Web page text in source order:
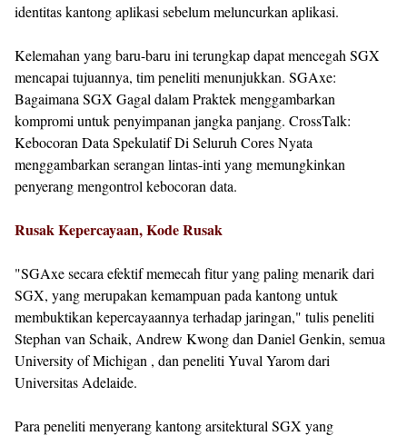
identitas kantong aplikasi sebelum meluncurkan aplikasi.
Kelemahan yang baru-baru ini terungkap dapat mencegah SGX
mencapai tujuannya, tim peneliti menunjukkan. SGAxe:
Bagaimana SGX Gagal dalam Praktek menggambarkan
kompromi untuk penyimpanan jangka panjang. CrossTalk:
Kebocoran Data Spekulatif Di Seluruh Cores Nyata
menggambarkan serangan lintas-inti yang memungkinkan
penyerang mengontrol kebocoran data.
Rusak Kepercayaan, Kode Rusak
"SGAxe secara efektif memecah fitur yang paling menarik dari
SGX, yang merupakan kemampuan pada kantong untuk
membuktikan kepercayaannya terhadap jaringan," tulis peneliti
Stephan van Schaik, Andrew Kwong dan Daniel Genkin, semua
University of Michigan , dan peneliti Yuval Yarom dari
Universitas Adelaide.
Para peneliti menyerang kantong arsitektural SGX yang